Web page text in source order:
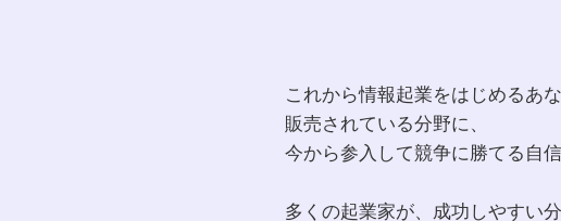
これから情報起業をはじめるあ
販売されている分野に、
今から参入して競争に勝てる自
多くの起業家が、成功しやすい